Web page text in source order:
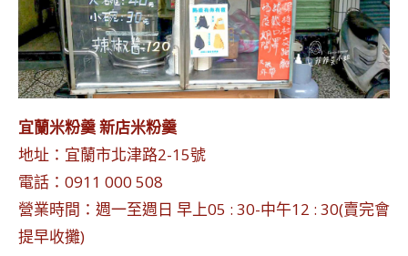
宜蘭米粉羹 新店米粉羹
地址：宜蘭市北津路2-15號
電話：0911 000 508
營業時間：週一至週日 早上05 : 30-中午12 : 30(賣完會
提早收攤)